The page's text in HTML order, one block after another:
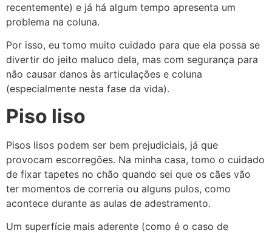
recentemente) e já há algum tempo apresenta um
problema na coluna.
Por isso, eu tomo muito cuidado para que ela possa se
divertir do jeito maluco dela, mas com segurança para
não causar danos às articulações e coluna
(especialmente nesta fase da vida).
Piso liso
Pisos lisos podem ser bem prejudiciais, já que
provocam escorregões. Na minha casa, tomo o cuidado
de fixar tapetes no chão quando sei que os cães vão
ter momentos de correria ou alguns pulos, como
acontece durante as aulas de adestramento.
Um superfície mais aderente (como é o caso de